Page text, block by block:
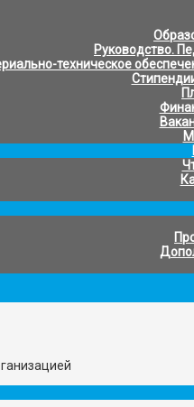
Руководство.
техническое